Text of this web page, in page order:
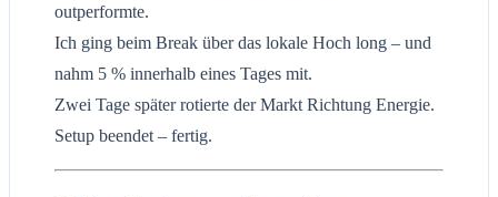
outperformte.
Ich ging beim Break über das lokale Hoch long – und
nahm 5 % innerhalb eines Tages mit.
Zwei Tage später rotierte der Markt Richtung Energie.
Setup beendet – fertig.